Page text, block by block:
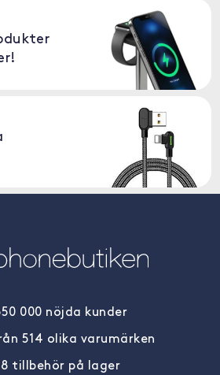
000 nöjda kunder
514 olika varumärken
tillbehör på lager